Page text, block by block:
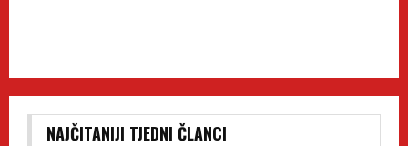
NAJČITANIJI TJEDNI ČLANCI